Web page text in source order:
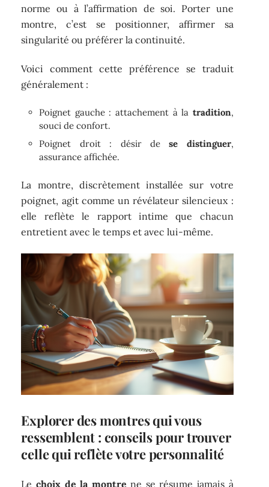
norme ou à l’affirmation de soi. Porter une
montre, c’est se positionner, affirmer sa
singularité ou préférer la continuité.
Voici comment cette préférence se traduit
généralement :
Poignet gauche : attachement à la tradition,
souci de confort.
Poignet droit : désir dese distinguer,
assurance affichée.
La montre, discrètement installée sur votre
poignet, agit comme un révélateur silencieux :
elle reflète le rapport intime que chacun
entretient avec le temps et avec lui-même.
Explorer des montres qui vous
ressemblent : conseils pour trouver
celle qui reflète votre personnalité
Le choix de la montre ne se résume jamais à